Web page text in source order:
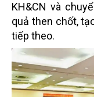
KH&CN và
quả then chốt,
tiếp theo.